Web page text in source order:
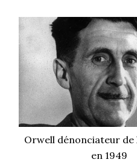
Orwell dénonciateur de
en 1949